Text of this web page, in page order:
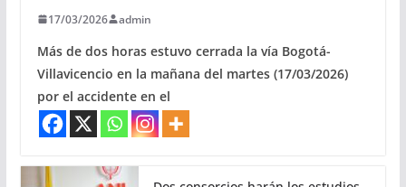
17/03/2026 admin
Más de dos horas estuvo cerrada la vía Bogotá-
Villavicencio en la mañana del martes (17/03/2026)
por el accidente en el